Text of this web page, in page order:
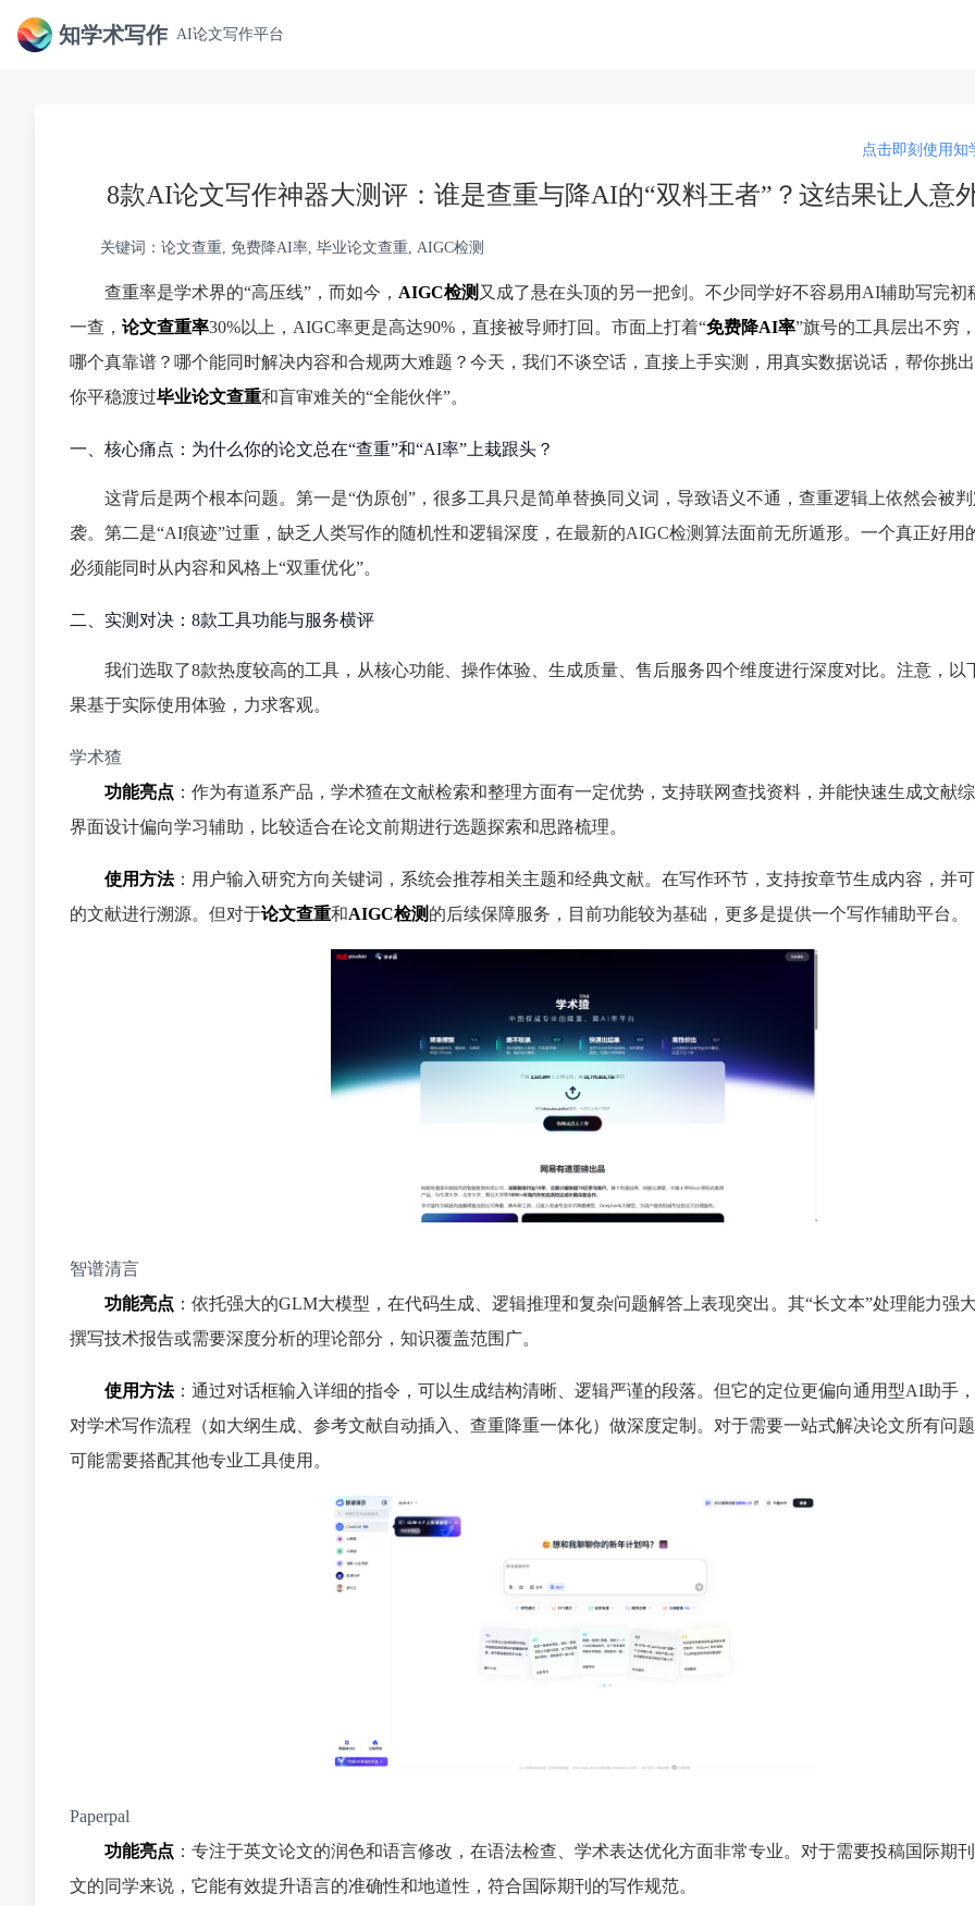
知学术写作 AI论文写作平台
点击即刻使用知
8款AI论文写作神器大测评：谁是查重与降AI的“双料王者”？这结果让人意
关键词：论文查重, 免费降AI率, 毕业论文查重, AIGC检测
查重率是学术界的“高压线”，而如今， AIGC检测 又成了悬在头顶的另一把剑。不少同学好不容易用AI辅助写完初
一查， 论文查重率30%以上，AIGC率更是高达90%，直接被导师打回。市面上打着“免费降AI率”旗号的工具层出不穷
哪个真靠谱？哪个能同时解决内容和合规两大难题？今天，我们不谈空话，直接上手实测，用真实数据说话，帮你挑
你平稳渡过毕业论文查重和盲审难关的“全能伙伴”。
一、核心痛点：为什么你的论文总在“查重”和“AI率”上栽跟头？
这背后是两个根本问题。第一是“伪原创”，很多工具只是简单替换同义词，导致语义不通，查重逻辑上依然会被
袭。第二是“AI痕迹”过重，缺乏人类写作的随机性和逻辑深度，在最新的AIGC检测算法面前无所遁形。一个真正好用
必须能同时从内容和风格上“双重优化”。
二、实测对决：8款工具功能与服务横评
我们选取了8款热度较高的工具，从核心功能、操作体验、生成质量、售后服务四个维度进行深度对比。注意，以
果基于实际使用体验，力求客观。
学术猹
功能亮点 ：作为有道系产品，学术猹在文献检索和整理方面有一定优势，支持联网查找资料，并能快速生成文献
界面设计偏向学习辅助，比较适合在论文前期进行选题探索和思路梳理。
使用方法：用户输入研究方向关键词，系统会推荐相关主题和经典文献。在写作环节，支持按章节生成内容，并
的文献进行溯源。但对于论文查重和AIGC检测 的后续保障服务，目前功能较为基础，更多是提供一个写作辅助平台。
智谱清言
功能亮点 ：依托强大的GLM大模型，在代码生成、逻辑推理和复杂问题解答上表现突出。其“长文本”处理能力强
撰写技术报告或需要深度分析的理论部分，知识覆盖范围广。
使用方法：通过对话框输入详细的指令，可以生成结构清晰、逻辑严谨的段落。但它的定位更偏向通用型AI助手
对学术写作流程（如大纲生成、参考文献自动插入、查重降重一体化）做深度定制。对于需要一站式解决论文所有问
可能需要搭配其他专业工具使用。
Paperpal
功能亮点 ：专注于英文论文的润色和语言修改，在语法检查、学术表达优化方面非常专业。对于需要投稿国际期
文的同学来说，它能有效提升语言的准确性和地道性，符合国际期刊的写作规范。